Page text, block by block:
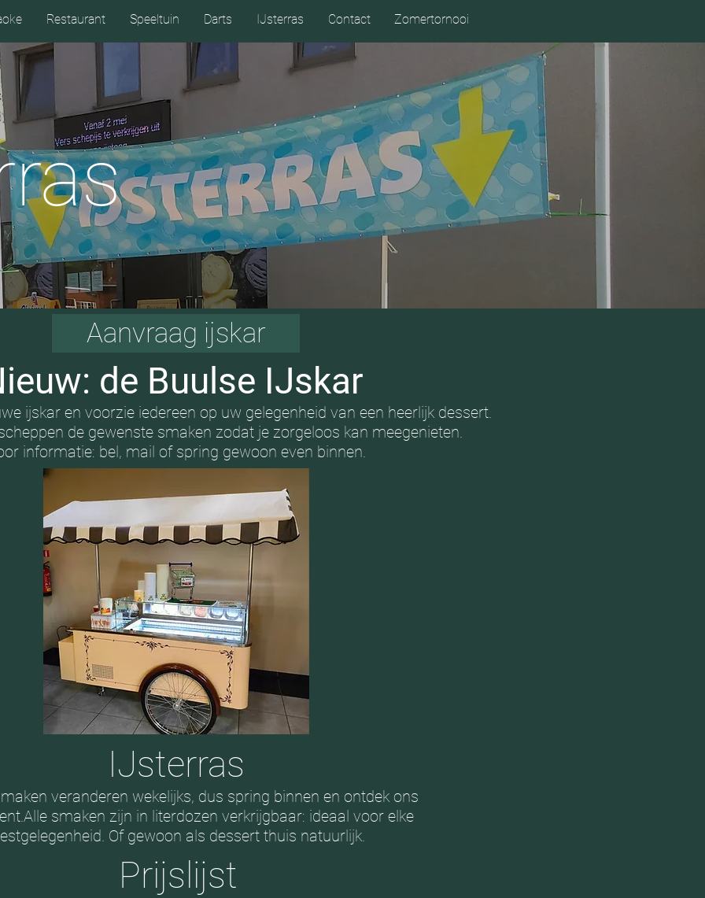
Restaurant Speeltuin Darts IJsterras Contact Zomertornooi
Aanvraag ijskar
de Buulse IJskar
ijskar en voorzie iedereen op uw gelegenheid van een heerlijk dessert.
de gewenste smaken zodat je zorgeloos kan meegenieten.
informatie: bel, mail of spring gewoon even binnen.
IJsterras
veranderen wekelijks, dus spring binnen en ontdek ons
smaken zijn in literdozen verkrijgbaar: ideaal voor elke
Of gewoon als dessert thuis natuurlijk.
Prijslijst